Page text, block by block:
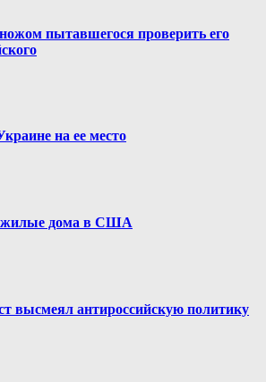
пытавшегося проверить его
на ее место
жилые дома в США
высмеял антироссийскую политику